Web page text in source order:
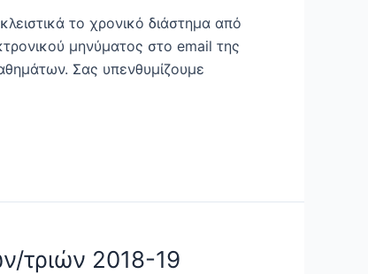
το χρονικό διάστημα από
μηνύματος στο email της
Σας υπενθυμίζουμε
τριών 2018-19